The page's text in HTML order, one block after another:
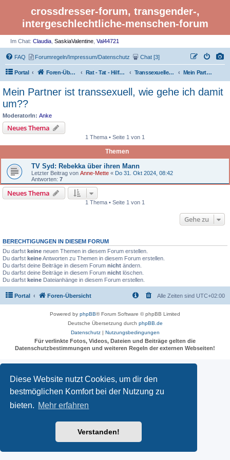
Diese Website nutzt Cookies, um dir den
bestmöglichen Komfort bei der Nutzung zu
bieten. Mehr erfahren
Verstanden!
crossdresser-forum, transgender-,
intergeschlechtliche-menschen-forum
Im Chat: Claudia SaskiaValentine Val44721
FAQ Forumregeln/Impressum/Datenschutz Chat [3]
Portal Foren-Übersicht Rat - Tat - Hilfe - LGBTI Rights - Infos Transsexuelle Menschen: Transsexualität - Transidentität, trans Mein Partner ist transsexuell, wie gehe ich damit um??
Mein Partner ist transsexuell, wie gehe ich damit
um??
ModeratorIn: Anke
Neues Thema
1 Thema • Seite 1 von 1
Themen
TV Syd: Rebekka über ihren Mann
Letzter Beitrag von Anne-Mette « Do 31. Okt 2024, 08:42
Antworten: 7
Neues Thema
1 Thema • Seite 1 von 1
Gehe zu
BERECHTIGUNGEN IN DIESEM FORUM
Du darfst keine neuen Themen in diesem Forum erstellen.
Du darfst keineAntworten zu Themen in diesem Forum erstellen.
Du darfst deine Beiträge in diesem Forum nicht ändern.
Du darfst deine Beiträge in diesem Forum nicht löschen.
Du darfst keine Dateianhänge in diesem Forum erstellen.
Portal Foren-Übersicht Alle Zeiten sind UTC+02:00
Powered by phpBB® Forum Software © phpBB Limited
Deutsche Übersetzung durch phpBB.de
Datenschutz| Nutzungsbedingungen
Für verlinkte Fotos, Videos, Dateien und Beiträge gelten die
Datenschutzbestimmungen und weiteren Regeln der externen Webseiten!